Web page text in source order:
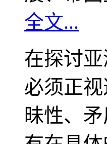
全文...
在探讨
必须正
昧性、